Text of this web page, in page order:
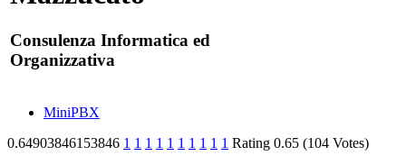
Consulenza Informatica ed
Organizzativa
MiniPBX
0.64903846153846 1 1 1 1 1 1 1 1 1 1 Rating 0.65 (104 Votes)